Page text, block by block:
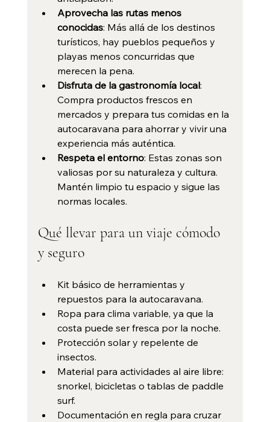
Aprovecha las rutas menos
conocidas: Más allá de los destinos
turísticos, hay pueblos pequeños y
playas menos concurridas que
merecen la pena.
Disfruta de la gastronomía local:
Compra productos frescos en
mercados y prepara tus comidas en la
autocaravana para ahorrar y vivir una
experiencia más auténtica.
Respeta el entorno: Estas zonas son
valiosas por su naturaleza y cultura.
Mantén limpio tu espacio y sigue las
normas locales.
Qué llevar para un viaje cómodo
y seguro
Kit básico de herramientas y
repuestos para la autocaravana.
Ropa para clima variable, ya que la
costa puede ser fresca por la noche.
Protección solar y repelente de
insectos.
Material para actividades al aire libre:
snorkel, bicicletas o tablas de paddle
surf.
Documentación en regla para cruzar